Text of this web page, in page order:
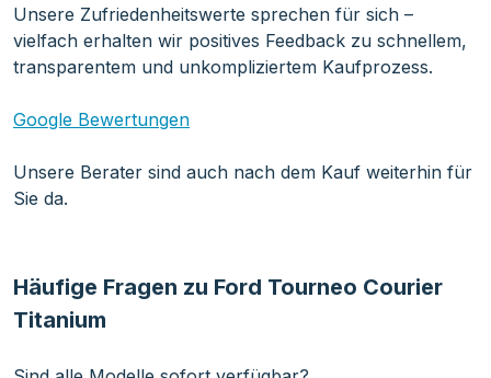
Unsere Zufriedenheitswerte sprechen für sich –
vielfach erhalten wir positives Feedback zu schnellem,
transparentem und unkompliziertem Kaufprozess.
Google Bewertungen
Unsere Berater sind auch nach dem Kauf weiterhin für
Sie da.
Häufige Fragen zu Ford Tourneo Courier
Titanium